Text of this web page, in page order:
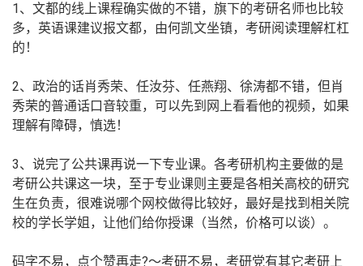
1、文都的线上课程确实做的不错，旗下的考研名师也比较
多，英语课建议报文都，由何凯文坐镇，考研阅读理解杠杠
的！
2、政治的话肖秀荣、任汝芬、任燕翔、徐涛都不错，但肖
秀荣的普通话口音较重，可以先到网上看看他的视频，如果
理解有障碍，慎选！
3、说完了公共课再说一下专业课。各考研机构主要做的是
考研公共课这一块，至于专业课则主要是各相关高校的研究
生在负责，很难说哪个网校做得比较好，最好是找到相关院
校的学长学姐，让他们给你授课（当然，价格可以谈）。
码字不易，点个赞再走?～考研不易，考研党有其它考研上